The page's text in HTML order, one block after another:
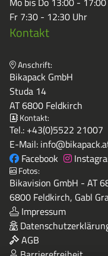
Fr 7:30 - 12:30 Uhr
Kontakt
Anschrift:
Bikapack GmbH
Studa 14
AT 6800 Feldkirch
Kontakt:
Tel.: +43(0)5522 21007
E-Mail:
Facebook
Fotos:
Bikavision GmbH - AT
6800 Feldkirch, Gabl
Impressum
AGB